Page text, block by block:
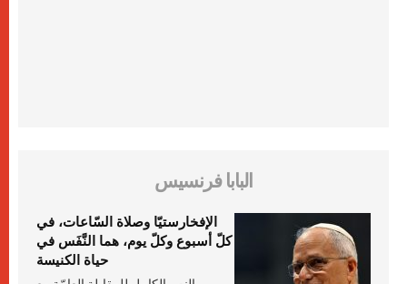
البابا فرنسيس
الإفخارستيّا وصلاة السّاعات، في
كلّ أسبوع وكلّ يوم، هما النَّفَس في
حياة الكنيسة